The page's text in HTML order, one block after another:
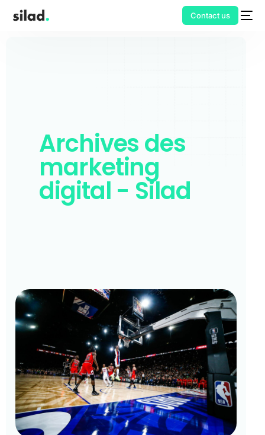
Contact us
Archives des
marketing
digital - Silad